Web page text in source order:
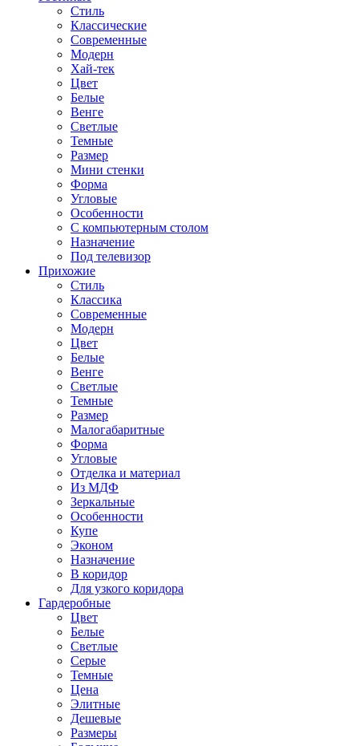
Стиль
Классические
Современные
Модерн
Хай-тек
Цвет
Белые
Венге
Светлые
Темные
Размер
Мини стенки
Форма
Угловые
Особенности
С компьютерным столом
Назначение
Под телевизор
Прихожие
Стиль
Классика
Современные
Модерн
Цвет
Белые
Венге
Светлые
Темные
Размер
Малогабаритные
Форма
Угловые
Отделка и материал
Из МДФ
Зеркальные
Особенности
Купе
Эконом
Назначение
В коридор
Для узкого коридора
Гардеробные
Цвет
Белые
Светлые
Серые
Темные
Цена
Элитные
Дешевые
Размеры